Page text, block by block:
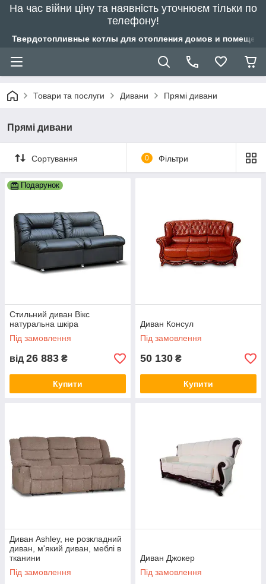
На час війни ціну та наявність уточнюєм тільки по
телефону!
Твердотопливные котлы для отопления домов и
Товари та послуги Дивани Прямі дивани
Прямі дивани
Сортування 0 Фільтри
Подарунок
Стильний диван Вікс
натуральна шкіра
Під замовлення
від 26 883 ₴
Купити
Диван Консул
Під замовлення
50 130 ₴
Купити
Диван Ashley, не розкладний
диван, м'який диван, меблі в
тканини
Під замовлення
Диван Джокер
Під замовлення